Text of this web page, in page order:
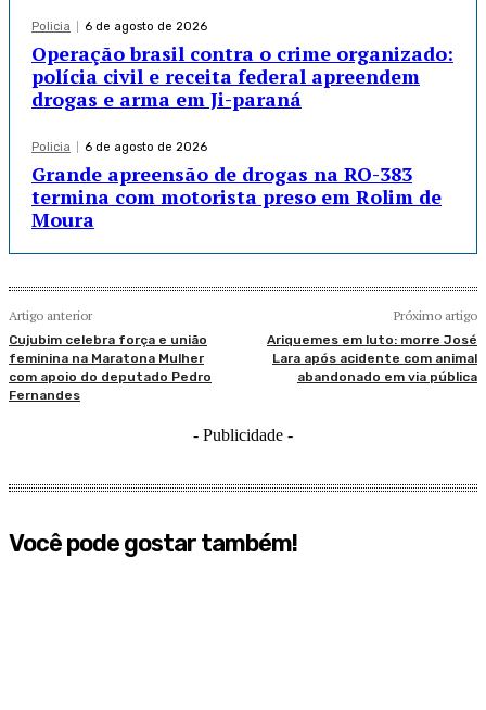
Policia 6 de agosto de 2026
Operação brasil contra o crime organizado:
polícia civil e receita federal apreendem
drogas e arma em Ji-paraná
Policia 6 de agosto de 2026
Grande apreensão de drogas na RO-383
termina com motorista preso em Rolim de
Moura
Artigo anterior
Cujubim celebra força e união
feminina na Maratona Mulher
com apoio do deputado Pedro
Fernandes
Próximo artigo
Ariquemes em luto: morre José
Lara após acidente com animal
abandonado em via pública
- Publicidade -
Você pode gostar também!